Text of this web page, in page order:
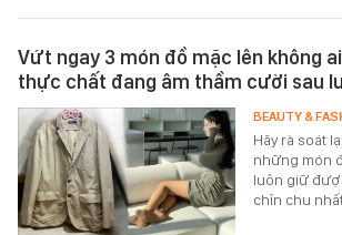
Vứt ngay 3 món đồ mặc lên không
thực chất đang âm thầm cười sau
Hãy rà soát
những món
luôn giữ
chỉn chu
BEAUTY &